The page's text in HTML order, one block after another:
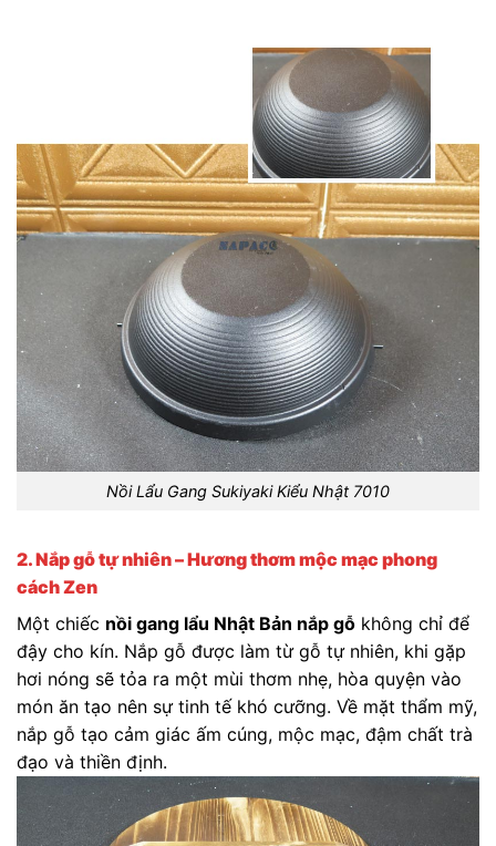
Nồi Lẩu Gang Sukiyaki Kiểu Nhật 7010
2. Nắp gỗ tự nhiên – Hương thơm mộc mạc phong
cách Zen
Một chiếc nồi gang lẩu Nhật Bản nắp gỗ không chỉ để
đậy cho kín. Nắp gỗ được làm từ gỗ tự nhiên, khi gặp
hơi nóng sẽ tỏa ra một mùi thơm nhẹ, hòa quyện vào
món ăn tạo nên sự tinh tế khó cưỡng. Về mặt thẩm mỹ,
nắp gỗ tạo cảm giác ấm cúng, mộc mạc, đậm chất trà
đạo và thiền định.